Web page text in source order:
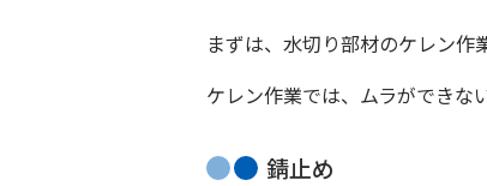
まずは、水切り部材のケレン作
ケレン作業では、ムラができな
錆止め